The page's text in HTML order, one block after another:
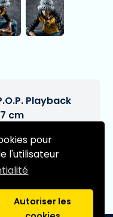
pour
l'utilisateur
Autoriser les
Playback
cm